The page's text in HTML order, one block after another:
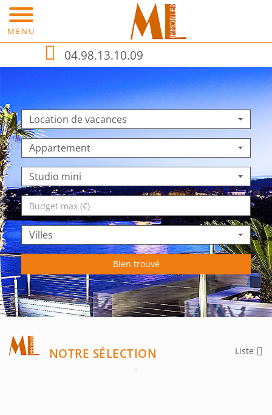
MENU
04.98.13.10.09
Location de vacances
Appartement
Studio mini
Prix
Villes
Bien trouvé
NOTRE SÉLECTION Liste